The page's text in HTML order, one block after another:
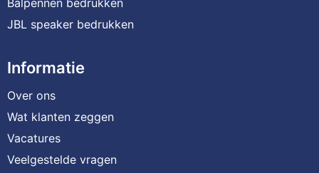
JBL speaker bedrukken
Informatie
Over ons
Wat klanten zeggen
Vacatures
Veelgestelde vragen